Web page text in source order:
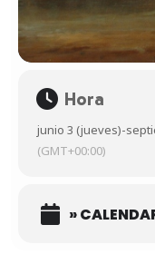
Hora
junio 3 (jueves)-
(GMT+00:00)
»